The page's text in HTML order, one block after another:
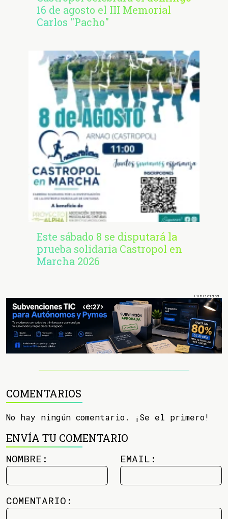
16 de agosto el III Memorial
Carlos "Pacho"
Este sábado 8 se disputará la
prueba solidaria Castropol en
Marcha 2026
COMENTARIOS
No hay ningún comentario. ¡Se el primero!
ENVÍA TU COMENTARIO
NOMBRE: EMAIL:
COMENTARIO: